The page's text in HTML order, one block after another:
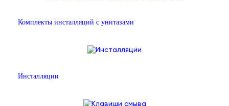
Комплекты инсталляций с унитазами
Инсталляции